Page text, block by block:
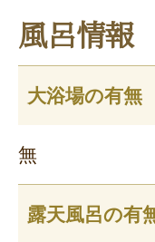
風呂情報
大浴場の有無
無
露天風呂の有